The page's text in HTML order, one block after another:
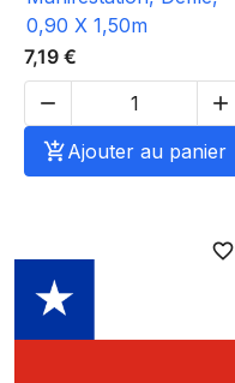
0,90 X 1,50m
7,19 €


Ajouter au panier
favorite_border